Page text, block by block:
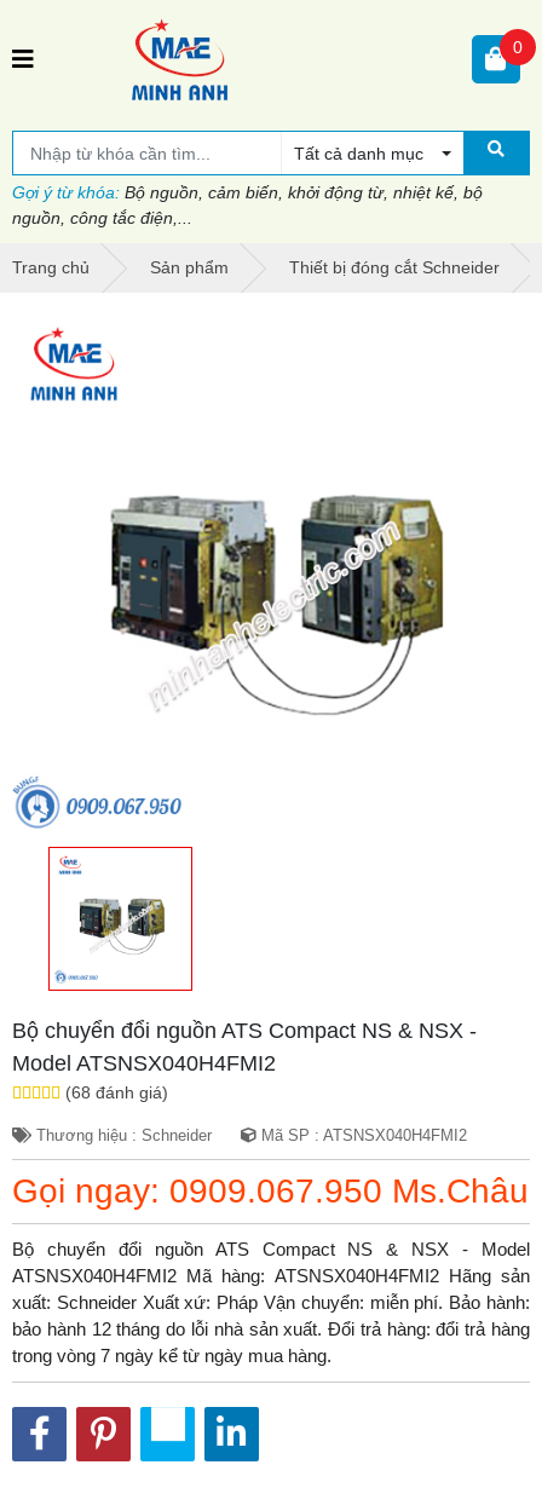
Tất cả danh mục
Gợi ý từ khóa: Bộ nguồn, cảm biến, khởi động từ, nhiệt kế, bộ
nguồn, công tắc điện,...
0
Trang chủ Sản phẩm Thiết bị đóng cắt Schneider
Bộ chuyển đổi nguồn ATS Compact NS & NSX -
Model ATSNSX040H4FMI2
(68 đánh giá)
Thương hiệu : Schneider Mã SP : ATSNSX040H4FMI2
Gọi ngay: 0909.067.950 Ms.Châu
Bộ chuyển đổi nguồn ATS Compact NS & NSX - Model
ATSNSX040H4FMI2 Mã hàng: ATSNSX040H4FMI2 Hãng sản
xuất: Schneider Xuất xứ: Pháp Vận chuyển: miễn phí. Bảo hành:
bảo hành 12 tháng do lỗi nhà sản xuất. Đổi trả hàng: đổi trả hàng
trong vòng 7 ngày kể từ ngày mua hàng.